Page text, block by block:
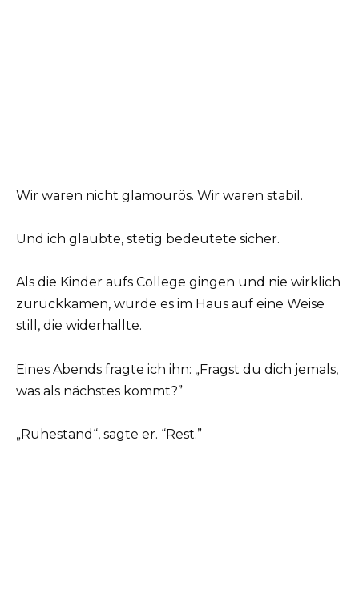
Wir waren nicht glamourös. Wir waren stabil.
Und ich glaubte, stetig bedeutete sicher.
Als die Kinder aufs College gingen und nie wirklich
zurückkamen, wurde es im Haus auf eine Weise
still, die widerhallte.
Eines Abends fragte ich ihn: „Fragst du dich jemals,
was als nächstes kommt?”
„Ruhestand“, sagte er. “Rest.”